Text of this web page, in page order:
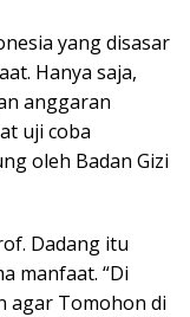
yang disasar
Hanya saja,
anggaran
uji coba
oleh Badan Gizi
Dadang itu
manfaat. “Di
agar Tomohon di